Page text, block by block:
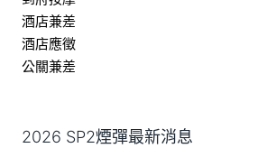
酒店兼差
酒店應徵
公關兼差
2026 SP2煙彈最新消息